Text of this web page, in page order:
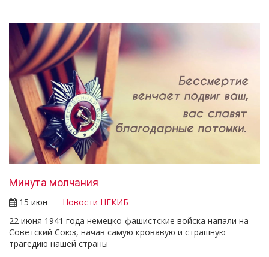
Минута молчания
15 июн
Новости НГКИБ
22 июня 1941 года немецко-фашистские войска напали на
Советский Союз, начав самую кровавую и страшную
трагедию нашей страны